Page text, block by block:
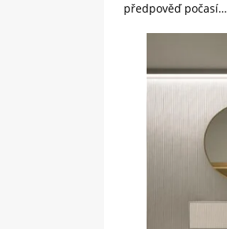
předpověď počasí…